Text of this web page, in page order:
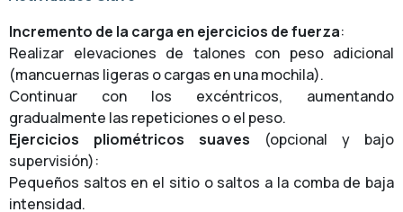
Incremento de la carga en ejercicios de fuerza:
Realizar elevaciones de talones con peso adicional
(mancuernas ligeras o cargas en una mochila).
Continuar con los excéntricos, aumentando
gradualmente las repeticiones o el peso.
Ejercicios pliométricos suaves (opcional y bajo
supervisión):
Pequeños saltos en el sitio o saltos a la comba de baja
intensidad.